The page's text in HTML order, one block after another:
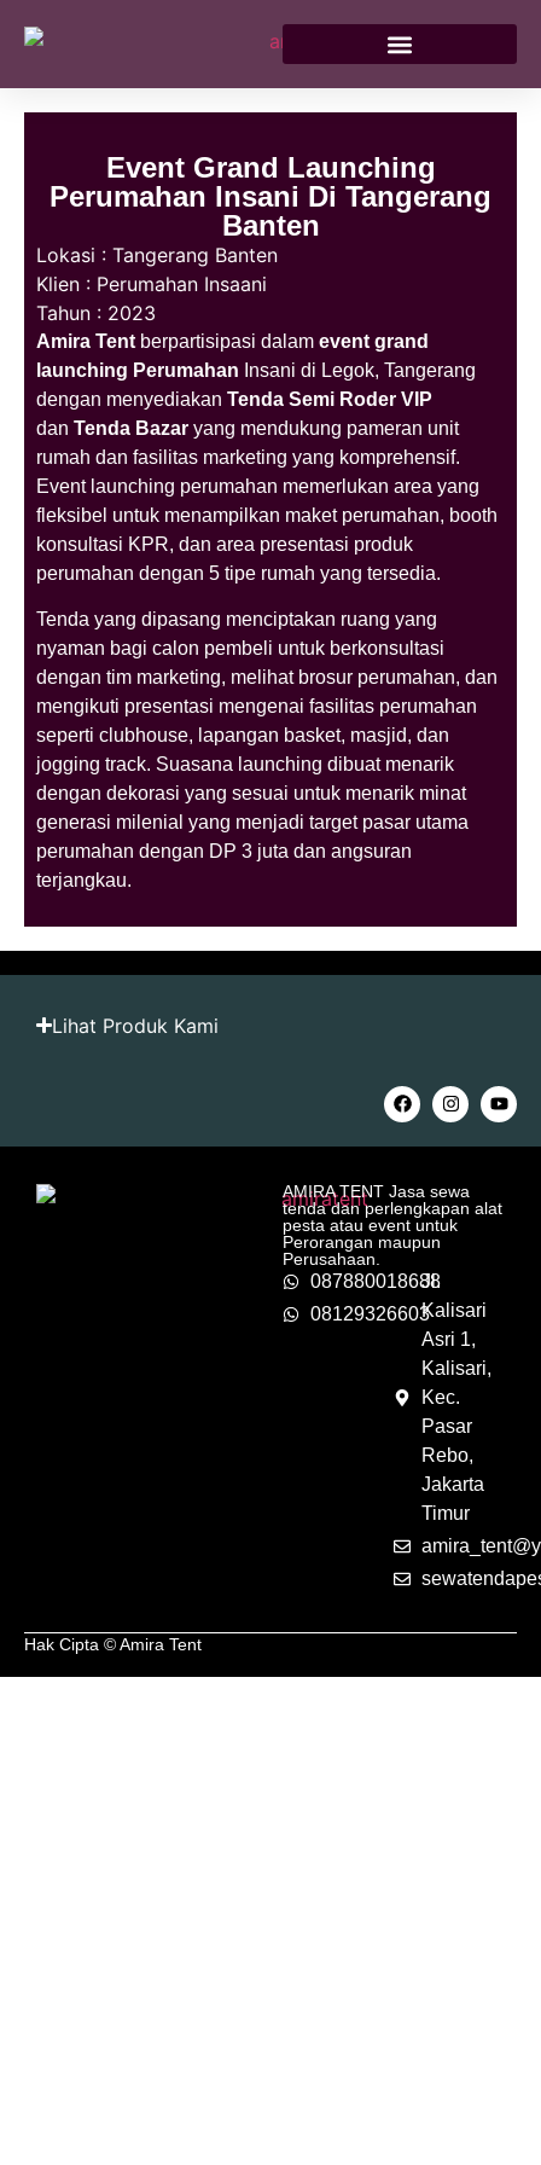
Event Grand Launching
Perumahan Insani Di Tangerang
Banten
Lokasi : Tangerang Banten
Klien : Perumahan Insaani
Tahun : 2023
Amira Tent berpartisipasi dalam event grand
launching Perumahan Insani di Legok, Tangerang
dengan menyediakan Tenda Semi Roder VIP
dan Tenda Bazar yang mendukung pameran unit
rumah dan fasilitas marketing yang komprehensif.
Event launching perumahan memerlukan area yang
fleksibel untuk menampilkan maket perumahan, booth
konsultasi KPR, dan area presentasi produk
perumahan dengan 5 tipe rumah yang tersedia.
Tenda yang dipasang menciptakan ruang yang
nyaman bagi calon pembeli untuk berkonsultasi
dengan tim marketing, melihat brosur perumahan, dan
mengikuti presentasi mengenai fasilitas perumahan
seperti clubhouse, lapangan basket, masjid, dan
jogging track. Suasana launching dibuat menarik
dengan dekorasi yang sesuai untuk menarik minat
generasi milenial yang menjadi target pasar utama
perumahan dengan DP 3 juta dan angsuran
terjangkau.
Lihat Produk Kami
AMIRA TENT Jasa sewa
tenda dan perlengkapan alat
pesta atau event untuk
Perorangan maupun
Perusahaan.
087880018688
08129326603
Jl.
Kalisari
Asri 1,
Kalisari,
Kec.
Pasar
Rebo,
Jakarta
Timur
Hak Cipta © Amira Tent